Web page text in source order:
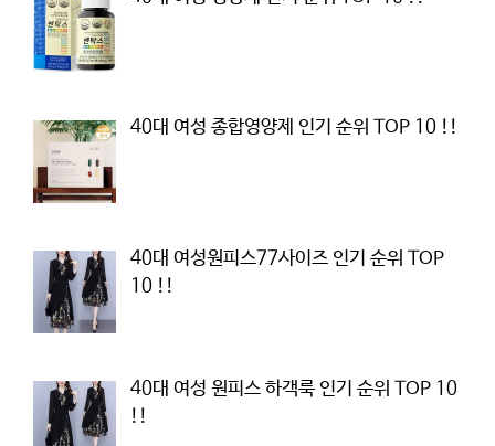
40대 여성 종합영양제 인기 순위 TOP 10 !!
40대 여성원피스77사이즈 인기 순위 TOP
10 !!
40대 여성 원피스 하객룩 인기 순위 TOP 10
!!